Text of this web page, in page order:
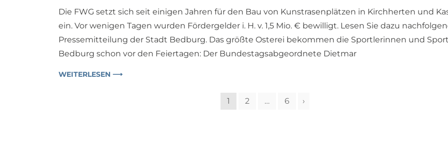
Die FWG setzt sich seit einigen Jahren für den Bau von Kunstrasenplätzen in Kirchherten und
ein. Vor wenigen Tagen wurden Fördergelder i. H. v. 1,5 Mio. € bewilligt. Lesen Sie dazu
Pressemitteilung der Stadt Bedburg. Das größte Osterei bekommen die Sportlerinnen und
Bedburg schon vor den Feiertagen: Der Bundestagsabgeordnete Dietmar
WEITERLESEN ⟶
1 2 … 6 ›